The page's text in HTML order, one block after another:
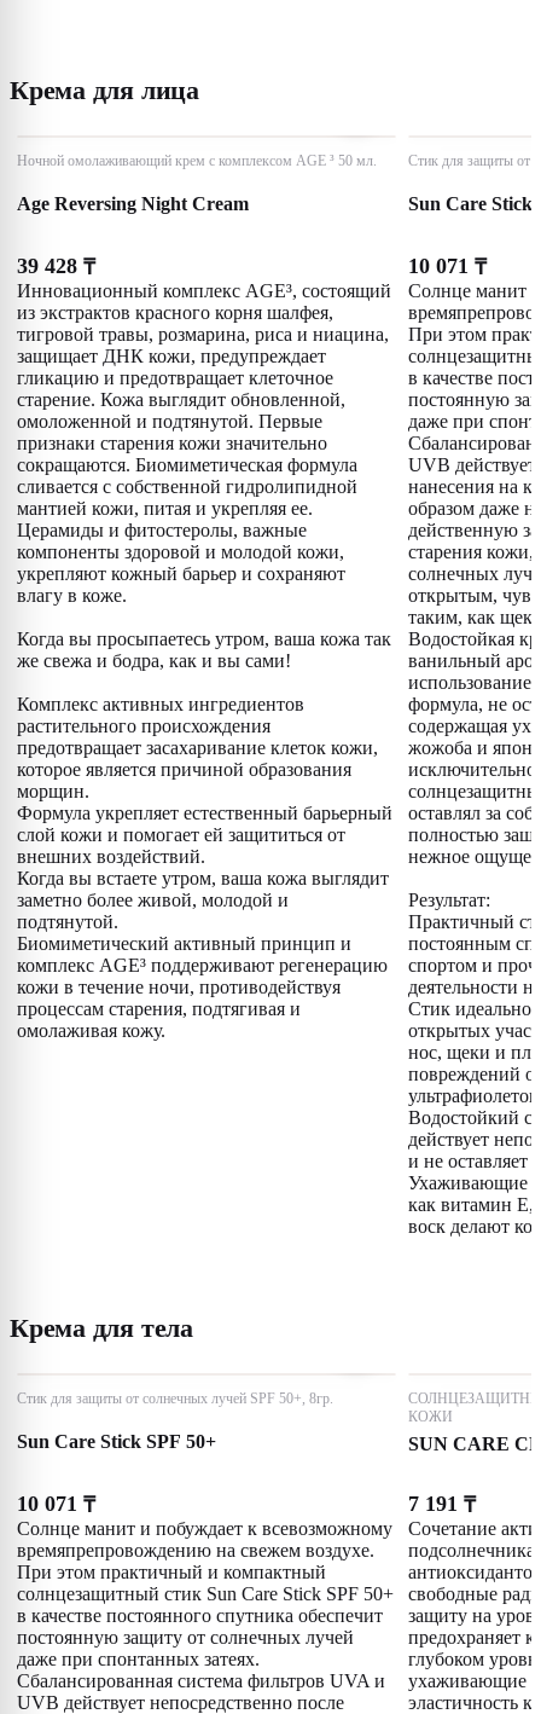
Крема для лица
Ночной омолаживающий крем с комплексом AGE ³ 50 мл.
Age Reversing Night Cream
39 428 ₸
Инновационный комплекс AGE³, состоящий
из экстрактов красного корня шалфея,
тигровой травы, розмарина, риса и ниацина,
защищает ДНК кожи, предупреждает
гликацию и предотвращает клеточное
старение. Кожа выглядит обновленной,
омоложенной и подтянутой. Первые
признаки старения кожи значительно
сокращаются. Биомиметическая формула
сливается с собственной гидролипидной
мантией кожи, питая и укрепляя ее.
Церамиды и фитостеролы, важные
компоненты здоровой и молодой кожи,
укрепляют кожный барьер и сохраняют
влагу в коже.
Когда вы просыпаетесь утром, ваша кожа так
же свежа и бодра, как и вы сами!
Комплекс активных ингредиентов
растительного происхождения
предотвращает засахаривание клеток кожи,
которое является причиной образования
морщин.
Формула укрепляет естественный барьерный
слой кожи и помогает ей защититься от
внешних воздействий.
Когда вы встаете утром, ваша кожа выглядит
заметно более живой, молодой и
подтянутой.
Биомиметический активный принцип и
комплекс AGE³ поддерживают регенерацию
кожи в течение ночи, противодействуя
процессам старения, подтягивая и
омолаживая кожу.
Стик для защиты от
Sun Care Stick
10 071 ₸
Солнце манит
При этом
в качестве
постоянную
даже при
UVB действует
нанесения на
образом даже
действенную
старения
солнечных
открытым,
таким, как
Водостойкая
ванильный
формула, не
содержащая
жожоба и
исключительно
оставлял за
полностью
нежное
Результат:
Практичный
постоянным
спортом и
деятельности
Стик идеально
открытых
нос, щеки и
повреждений
Водостойкий
действует
и не оставляет
Ухаживающие
как витамин
воск делают
Крема для тела
Стик для защиты от солнечных лучей SPF 50+, 8гр.
Sun Care Stick SPF 50+
10 071 ₸
Солнце манит и побуждает к всевозможному
времяпрепровождению на свежем воздухе.
При этом практичный и компактный
солнцезащитный стик Sun Care Stick SPF 50+
в качестве постоянного спутника обеспечит
постоянную защиту от солнечных лучей
даже при спонтанных затеях.
Сбалансированная система фильтров UVA и
UVB действует непосредственно после
КОЖИ
SUN CARE
7 191 ₸
Сочетание
свободные
защиту на
предохраняет
глубоком
ухаживающие
эластичность